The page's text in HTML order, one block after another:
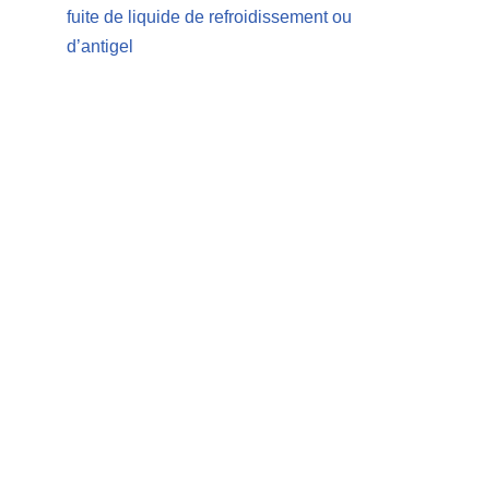
fuite de liquide de refroidissement ou
d’antigel